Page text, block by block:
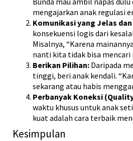
mengajarkan anak regulasi
Komunikasi yang Jelas
konsekuensi logis dari
Misalnya, “Karena
nanti kita tidak bisa mencari
Berikan Pilihan: Daripada
tinggi, beri anak kendali.
sekarang atau habis
Perbanyak Koneksi
waktu khusus untuk anak
kuat adalah cara terbaik
Kesimpulan